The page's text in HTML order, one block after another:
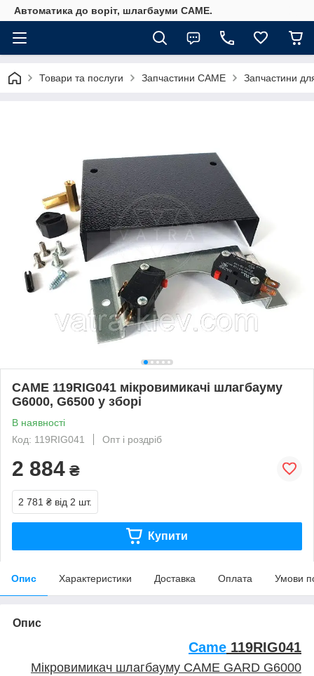
Автоматика до воріт, шлагбауми CAME.
Товари та послуги Запчастини CAME Запчастини
CAME 119RIG041 мікровимикачі шлагбауму
G6000, G6500 у зборі
В наявності
Код: 119RIG041
Опт і роздріб
2 884 ₴
2 781 ₴ від 2 шт.
Купити
Опис Характеристики Доставка Оплата Умови
Опис
Came 119RIG041
Мікровимикач шлагбауму CAME GARD G6000